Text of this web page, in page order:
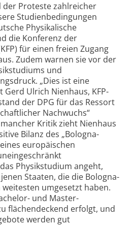
Proteste zahlreicher
Studienbedingungen
Physikalische
die Konferenz der
für einen freien Zugang
Zudem warnen sie vor der
und
„Dies ist eine
Gerd Ulrich Nienhaus, KFP-
der DPG für das Ressort
Nachwuchs“
Kritik zieht Nienhaus
Bilanz des „Bologna-
europäischen
Physikstudium angeht,
Staaten, die die Bologna-
weitesten umgesetzt haben.
und Master-
flächendeckend erfolgt, und
werden gut